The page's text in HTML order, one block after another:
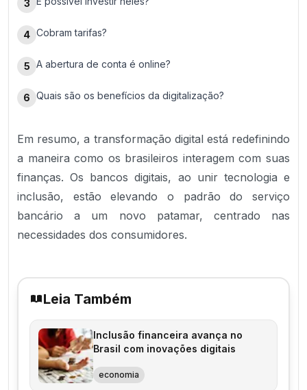
3
4 Cobram tarifas?
5 A abertura de conta é online?
6 Quais são os benefícios da digitalização?
Em resumo, a transformação digital está redefinindo
a maneira como os brasileiros interagem com suas
finanças. Os bancos digitais, ao unir tecnologia e
inclusão, estão elevando o padrão do serviço
bancário a um novo patamar, centrado nas
necessidades dos consumidores.
Leia Também
Inclusão financeira avança no
Brasil com inovações digitais
economia